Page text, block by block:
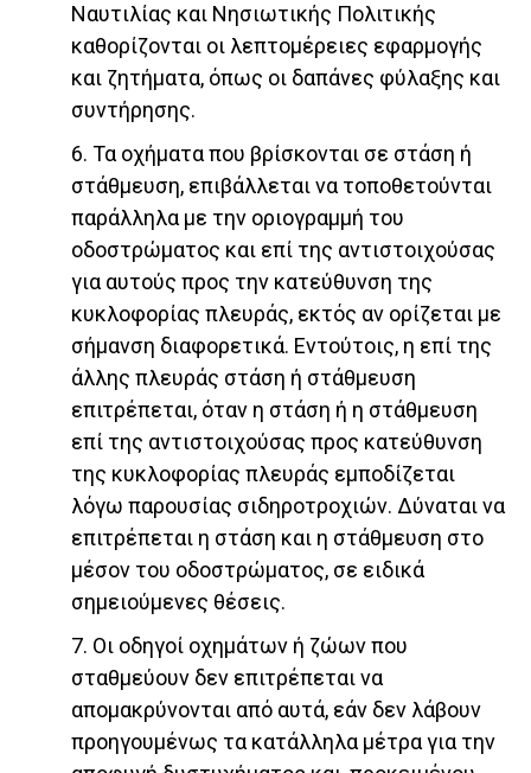
Ναυτιλίας και Νησιωτικής Πολιτικής
καθορίζονται οι λεπτομέρειες εφαρμογής
και ζητήματα, όπως οι δαπάνες φύλαξης και
συντήρησης.
6. Τα οχήματα που βρίσκονται σε στάση ή
στάθμευση, επιβάλλεται να τοποθετούνται
παράλληλα με την οριογραμμή του
οδοστρώματος και επί της αντιστοιχούσας
για αυτούς προς την κατεύθυνση της
κυκλοφορίας πλευράς, εκτός αν ορίζεται με
σήμανση διαφορετικά. Εντούτοις, η επί της
άλλης πλευράς στάση ή στάθμευση
επιτρέπεται, όταν η στάση ή η στάθμευση
επί της αντιστοιχούσας προς κατεύθυνση
της κυκλοφορίας πλευράς εμποδίζεται
λόγω παρουσίας σιδηροτροχιών. Δύναται να
επιτρέπεται η στάση και η στάθμευση στο
μέσον του οδοστρώματος, σε ειδικά
σημειούμενες θέσεις.
7. Οι οδηγοί οχημάτων ή ζώων που
σταθμεύουν δεν επιτρέπεται να
απομακρύνονται από αυτά, εάν δεν λάβουν
προηγουμένως τα κατάλληλα μέτρα για την